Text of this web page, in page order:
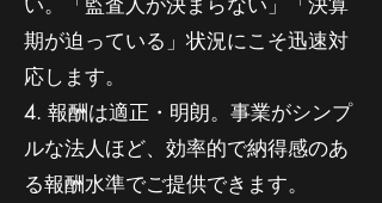
期が迫っている」状況にこそ迅速対
応します。
4. 報酬は適正・明朗。事業がシンプ
ルな法人ほど、効率的で納得感のあ
る報酬水準でご提供できます。